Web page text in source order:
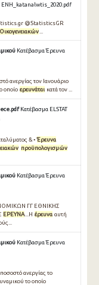
ΕΝΗ_katanalwtis_2020.pdf
@StatisticsGR
Οικογενειακών
Κατέβασμα Έρευνα
ανεργίας τον Ιανουάριο
οποίο ερευνάται κατά τον ...
Κατέβασμα ELSTAT
& • Έρευνα
προϋπολογισμών
Κατέβασμα Έρευνα
ΓΓ ΕΘΝΙΚΗΣ
ΕΡΕΥΝΑ...Η έρευνα αυτή
Κατέβασμα Έρευνα
ανεργίας το
το οποίο